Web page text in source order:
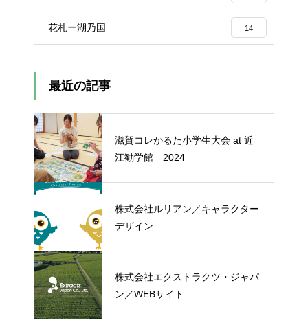
花札ー湖乃国 14
最近の記事
滋賀コレかるた小学生大会 at 近
江勧学館 2024
株式会社ルリアン／キャラクター
デザイン
株式会社エクストラクツ・ジャパ
ン／WEBサイト